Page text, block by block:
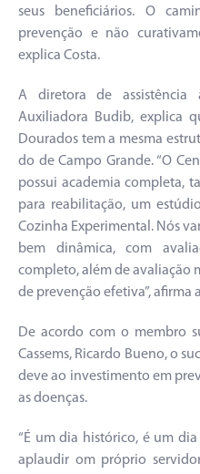
seus beneficiários. O
prevenção e não
explica Costa.
A diretora de assistência
Auxiliadora Budib, explica
Dourados tem a mesma
do de Campo Grande. “O
possui academia completa,
para reabilitação, um
Cozinha Experimental. Nós
bem dinâmica, com
completo, além de avaliação
de prevenção efetiva”, afirma
De acordo com o membro
Cassems, Ricardo Bueno, o
deve ao investimento em
as doenças.
“É um dia histórico, é um
aplaudir om próprio